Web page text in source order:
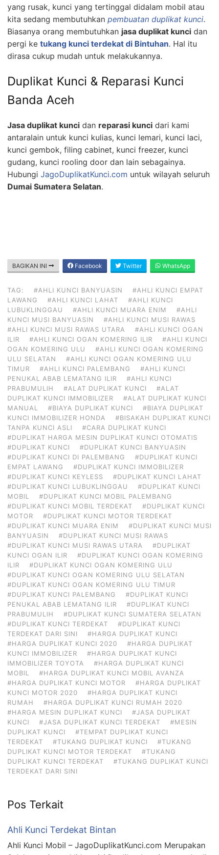
yang rusak, kunci yang tertinggal didalam mobil atau
kita sedang membutuhkan pembuatan duplikat kunci.
Biasanya orang membutuhkan jasa duplikat kunci dan
pergi ke tukang kunci terdekat di Bintuhan. Hal itu
dirasa cukup mudah untuk melakukannya.
Duplikat Kunci & Reparasi Kunci
Banda Aceh
Jasa duplikat kunci dan reparasi kunci dari kami
antaralain untuk kunci kulias, kunci lemari, kunci laci,
kunci gembok, filing cabinet, kunci freezer, kunci
gudang, kunci rooling door dan lain sebagainya.
Hubungi JagoDuplikatKunci.com untuk wilayah seluruh
Dumai Sumatera Selatan.
BAGIKAN INI Facebook Twitter WhatsApp
TAG: #AHLI KUNCI BANYUASIN
#AHLI KUNCI EMPAT
LAWANG
#AHLI KUNCI LAHAT
#AHLI KUNCI
LUBUKLINGGAU
#AHLI KUNCI MUARA ENIM
#AHLI
KUNCI MUSI BANYUASIN
#AHLI KUNCI MUSI RAWAS
#AHLI KUNCI MUSI RAWAS UTARA
#AHLI KUNCI OGAN
ILIR
#AHLI KUNCI OGAN KOMERING ILIR
#AHLI KUNCI
OGAN KOMERING ULU
#AHLI KUNCI OGAN KOMERING
ULU SELATAN
#AHLI KUNCI OGAN KOMERING ULU
TIMUR
#AHLI KUNCI PALEMBANG
#AHLI KUNCI
PENUKAL ABAB LEMATANG ILIR
#AHLI KUNCI
PRABUMULIH
#ALAT DUPLIKAT KUNCI
#ALAT
DUPLIKAT KUNCI IMMOBILIZER
#ALAT DUPLIKAT KUNCI
MANUAL
#BIAYA DUPLIKAT KUNCI
#BIAYA DUPLIKAT
KUNCI IMMOBILIZER HONDA
#BISAKAH DUPLIKAT KUNCI
TANPA KUNCI ASLI
#CARA DUPLIKAT KUNCI
#DUPLIKAT HARGA MESIN DUPLIKAT KUNCI OTOMATIS
#DUPLIKAT KUNCI
#DUPLIKAT KUNCI BANYUASIN
#DUPLIKAT KUNCI DI PALEMBANG
#DUPLIKAT KUNCI
EMPAT LAWANG
#DUPLIKAT KUNCI IMMOBILIZER
#DUPLIKAT KUNCI KEYLESS
#DUPLIKAT KUNCI LAHAT
#DUPLIKAT KUNCI LUBUKLINGGAU
#DUPLIKAT KUNCI
MOBIL
#DUPLIKAT KUNCI MOBIL PALEMBANG
#DUPLIKAT KUNCI MOBIL TERDEKAT
#DUPLIKAT KUNCI
MOTOR
#DUPLIKAT KUNCI MOTOR TERDEKAT
#DUPLIKAT KUNCI MUARA ENIM
#DUPLIKAT KUNCI MUSI
BANYUASIN
#DUPLIKAT KUNCI MUSI RAWAS
#DUPLIKAT KUNCI MUSI RAWAS UTARA
#DUPLIKAT
KUNCI OGAN ILIR
#DUPLIKAT KUNCI OGAN KOMERING
ILIR
#DUPLIKAT KUNCI OGAN KOMERING ULU
#DUPLIKAT KUNCI OGAN KOMERING ULU SELATAN
#DUPLIKAT KUNCI OGAN KOMERING ULU TIMUR
#DUPLIKAT KUNCI PALEMBANG
#DUPLIKAT KUNCI
PENUKAL ABAB LEMATANG ILIR
#DUPLIKAT KUNCI
PRABUMULIH
#DUPLIKAT KUNCI SUMATERA SELATAN
#DUPLIKAT KUNCI TERDEKAT
#DUPLIKAT KUNCI
TERDEKAT DARI SINI
#HARGA DUPLIKAT KUNCI
#HARGA DUPLIKAT KUNCI 2020
#HARGA DUPLIKAT
KUNCI IMMOBILIZER
#HARGA DUPLIKAT KUNCI
IMMOBILIZER TOYOTA
#HARGA DUPLIKAT KUNCI
MOBIL
#HARGA DUPLIKAT KUNCI MOBIL AVANZA
#HARGA DUPLIKAT KUNCI MOTOR
#HARGA DUPLIKAT
KUNCI MOTOR 2020
#HARGA DUPLIKAT KUNCI
RUMAH
#HARGA DUPLIKAT KUNCI RUMAH 2020
#HARGA MESIN DUPLIKAT KUNCI
#JASA DUPLIKAT
KUNCI
#JASA DUPLIKAT KUNCI TERDEKAT
#MESIN
DUPLIKAT KUNCI
#TEMPAT DUPLIKAT KUNCI
TERDEKAT
#TUKANG DUPLIKAT KUNCI
#TUKANG
DUPLIKAT KUNCI MOTOR TERDEKAT
#TUKANG
DUPLIKAT KUNCI TERDEKAT
#TUKANG DUPLIKAT KUNCI
TERDEKAT DARI SINI
Pos Terkait
Ahli Kunci Terdekat Bintan
Ahli Kunci Mobil – JagoDuplikatKunci.com Merupakan